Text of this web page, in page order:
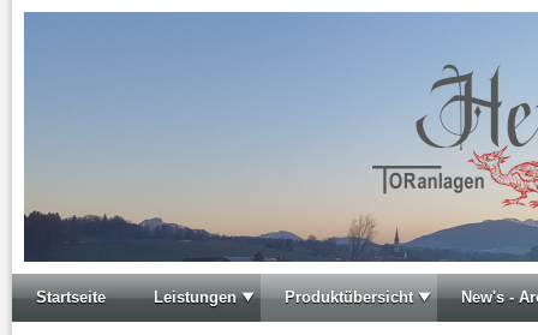
Startseite Leistungen Produktübersicht New's -